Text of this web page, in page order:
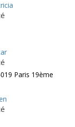
Paris 19ème